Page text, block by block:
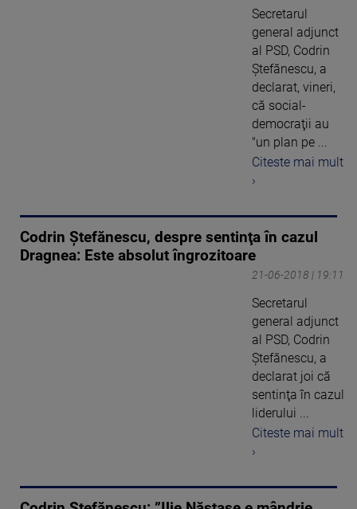
Secretarul
general adjunct
al PSD, Codrin
Ştefănescu, a
declarat, vineri,
că social-
democraţii au
"un plan pe ...
Citeste mai mult
›
Codrin Ştefănescu, despre sentinţa în cazul
Dragnea: Este absolut îngrozitoare
21-06-2018 | 19:11
Secretarul
general adjunct
al PSD, Codrin
Ştefănescu, a
declarat joi că
sentinţa în cazul
liderului ...
Citeste mai mult
›